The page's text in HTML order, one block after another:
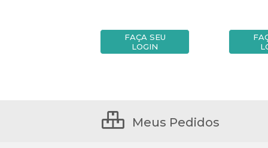
FAÇA SEU
LOGIN
Meus Pedidos